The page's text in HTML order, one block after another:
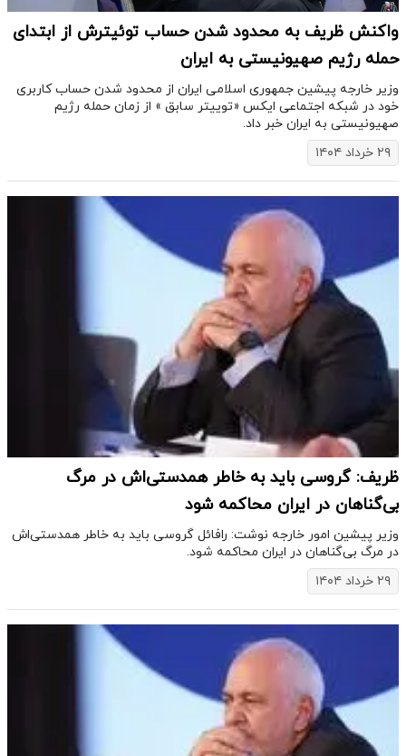
واکنش ظریف به محدود شدن حساب توئیترش از ابتدای
حمله رژیم صهیونیستی به ایران
وزیر خارجه پیشین جمهوری اسلامی ایران از محدود شدن حساب کاربری
خود در شبکه اجتماعی ایکس «توییتر سابق » از زمان حمله رژیم
صهیونیستی به ایران خبر داد.
۲۹ خرداد ۱۴۰۴
ظریف: گروسی باید به خاطر همدستی‌اش در مرگ
بی‌گناهان در ایران محاکمه شود
وزیر پیشین امور خارجه نوشت: رافائل گروسی باید به خاطر همدستی‌اش
در مرگ بی‌گناهان در ایران محاکمه شود.
۲۹ خرداد ۱۴۰۴